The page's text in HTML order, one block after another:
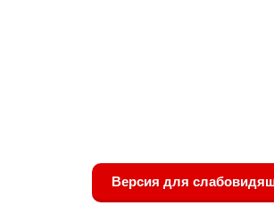
Версия для